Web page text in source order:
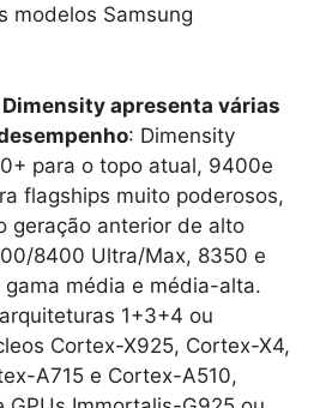
modelos Samsung
apresenta várias
: Dimensity
para o topo atual, 9400e
flagships muito poderosos,
geração anterior de alto
8400 Ultra/Max, 8350 e
média e média-alta.
1+3+4 ou
Cortex-X925, Cortex-X4,
A715 e Cortex-A510,